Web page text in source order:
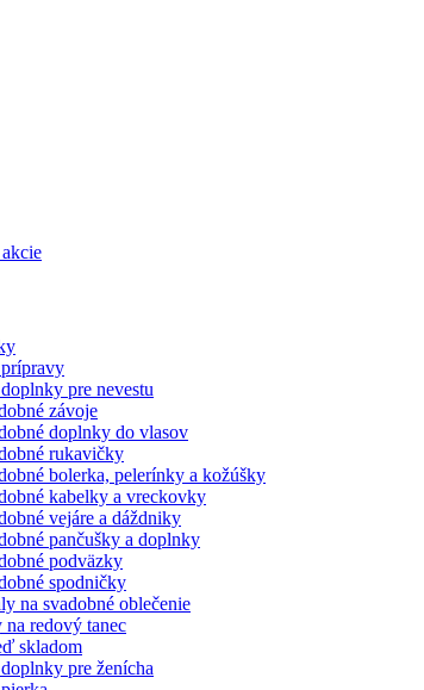
pre nevestu
závoje
doplnky do vlasov
rukavičky
bolerka, pelerínky a kožúšky
kabelky a vreckovky
vejáre a dáždniky
pančušky a doplnky
podväzky
spodničky
na svadobné oblečenie
na redový tanec
skladom
pre ženícha